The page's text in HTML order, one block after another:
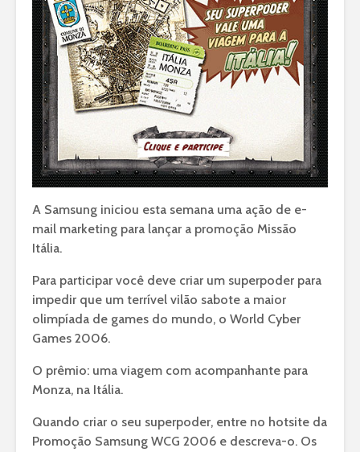
A Samsung iniciou esta semana uma ação de e-
mail marketing para lançar a promoção Missão
Itália.
Para participar você deve criar um superpoder para
impedir que um terrível vilão sabote a maior
olimpíada de games do mundo, o World Cyber
Games 2006.
O prêmio: uma viagem com acompanhante para
Monza, na Itália.
Quando criar o seu superpoder, entre no hotsite da
Promoção Samsung WCG 2006 e descreva-o. Os